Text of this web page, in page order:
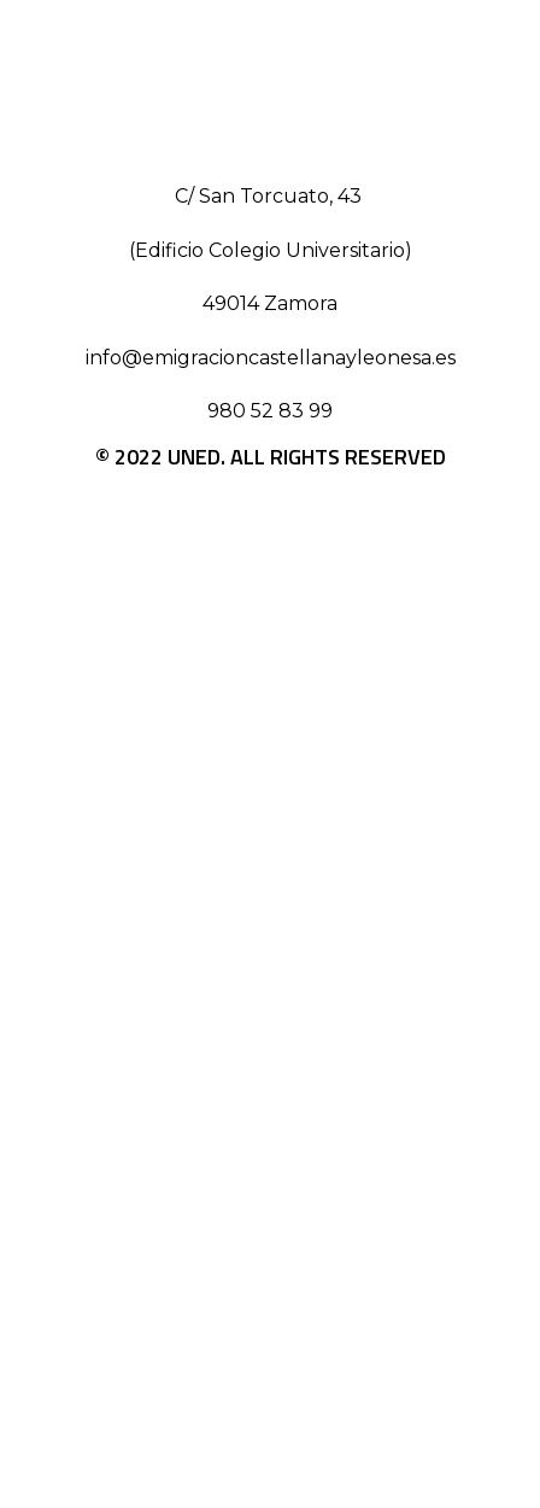
C/ San Torcuato, 43
(Edificio Colegio Universitario)
49014 Zamora
info@emigracioncastellanayleonesa.es
980 52 83 99
© 2022 UNED. ALL RIGHTS RESERVED